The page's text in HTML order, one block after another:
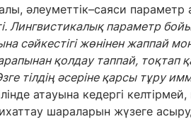
әлеуметтік–саяси параметр
Лингвистикалық параметр
сәйкестігі жөніненжаппай
қолдау таппай, тоқтап
тілдің әсеріне қарсы тұру
атауына кедергі келтірмей,
шараларын жүзеге